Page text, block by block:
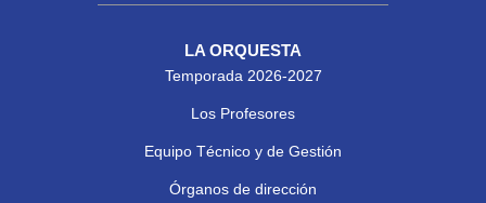
LA ORQUESTA
Temporada 2026-2027
Los Profesores
Equipo Técnico y de Gestión
Órganos de dirección